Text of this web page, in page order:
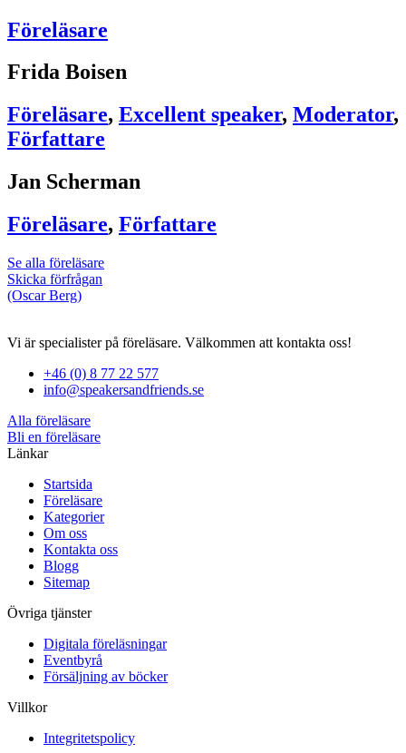
Föreläsare
Frida Boisen
Föreläsare, Excellent speaker, Moderator,
Författare
Jan Scherman
Föreläsare, Författare
Se alla föreläsare
Skicka förfrågan
(Oscar Berg)
Vi är specialister på föreläsare. Välkommen att kontakta oss!
+46 (0) 8 77 22 577
info@speakersandfriends.se
Alla föreläsare
Bli en föreläsare​
Länkar
Startsida
Föreläsare
Kategorier
Om oss
Kontakta oss
Blogg
Sitemap
Övriga tjänster
Digitala föreläsningar
Eventbyrå
Försäljning av böcker
Villkor
Integritetspolicy